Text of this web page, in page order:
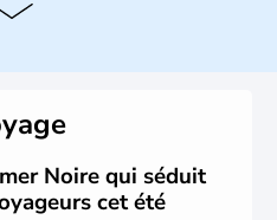
Âge, c’est aujourd’hui
démocratique. La principale
est sa division en bandes de
est-ouest.
Noire qui séduit
cet été